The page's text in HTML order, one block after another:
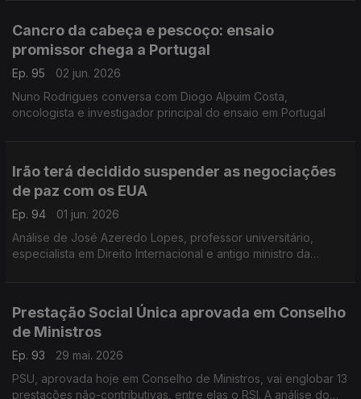
Cancro da cabeça e pescoço: ensaio
promissor chega a Portugal
Ep. 95
02 jun. 2026
Nuno Rodrigues conversa com Diogo Alpuim Costa,
oncologista e investigador principal do ensaio em Portugal
Irão terá decidido suspender as negociações
de paz com os EUA
Ep. 94
01 jun. 2026
Análise de José Azeredo Lopes, professor universitário,
especialista em Direito Internacional e antigo ministro da
Prestação Social Única aprovada em Conselho
de Ministros
Ep. 93
29 mai. 2026
PSU, aprovada hoje em Conselho de Ministros, vai englobar 13
prestações não-contributivas, entre elas o RSI. A análise do